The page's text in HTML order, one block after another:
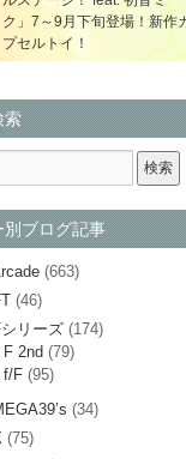
ク」7～9月下旬登場！新作
プセルトイ！
索
別ブログ記事
(663)
(46)
リーズ (174)
2nd (79)
f/F (95)
(34)
(75)